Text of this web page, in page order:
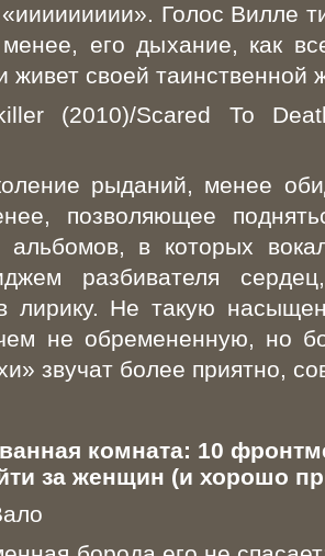
Голос Вилле
его дыхание, как
живет своей таинственной
(2010)/Scared To
рыданий, менее
позволяющее
альбомов, в которых
разбивателя
лирику. Не такую
не обремененную, но
звучат более приятно,
комната: 10
за женщин (и хорошо